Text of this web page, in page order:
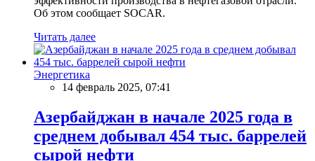
Об этом сообщает SOCAR.
Читать далее
Энергетика
14 февраль 2025, 07:41
Азербайджан в начале 2025 года в
среднем добывал 454 тыс. баррелей
сырой нефти